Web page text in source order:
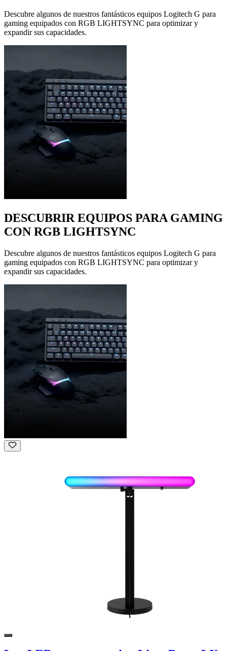
Descubre algunos de nuestros fantásticos equipos Logitech G para
gaming equipados con RGB LIGHTSYNC para optimizar y
expandir sus capacidades.
DESCUBRIR EQUIPOS PARA GAMING
CON RGB LIGHTSYNC
Descubre algunos de nuestros fantásticos equipos Logitech G para
gaming equipados con RGB LIGHTSYNC para optimizar y
expandir sus capacidades.